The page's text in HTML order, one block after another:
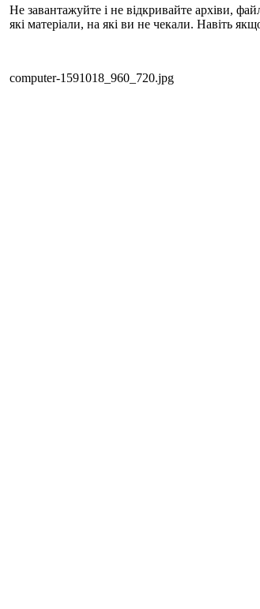
Не завантажуйте і не відкривайте архіви,
які матеріали, на які ви не чекали. Навіть
computer-1591018_960_720.jpg